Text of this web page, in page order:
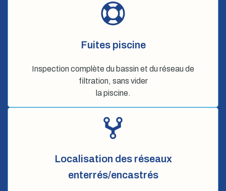
Fuites piscine
Inspection complète du bassin et du réseau de
filtration, sans vider
la piscine.
Localisation des réseaux
enterrés/encastrés